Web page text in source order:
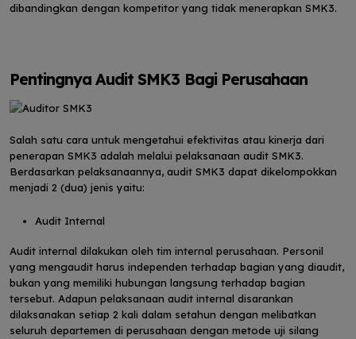
dibandingkan dengan kompetitor yang tidak menerapkan SMK3.
Pentingnya Audit SMK3 Bagi Perusahaan
Salah satu cara untuk mengetahui efektivitas atau kinerja dari
penerapan SMK3 adalah melalui pelaksanaan audit SMK3.
Berdasarkan pelaksanaannya, audit SMK3 dapat dikelompokkan
menjadi 2 (dua) jenis yaitu:
Audit Internal
Audit internal dilakukan oleh tim internal perusahaan. Personil
yang mengaudit harus independen terhadap bagian yang diaudit,
bukan yang memiliki hubungan langsung terhadap bagian
tersebut. Adapun pelaksanaan audit internal disarankan
dilaksanakan setiap 2 kali dalam setahun dengan melibatkan
seluruh departemen di perusahaan dengan metode uji silang